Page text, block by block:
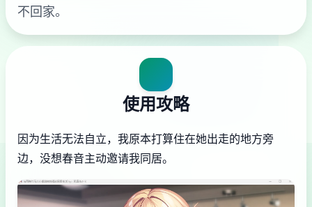
不回家。
使用攻略
因为生活无法自立，我原本打算住在她出走的地方旁
边，没想春音主动邀请我同居。